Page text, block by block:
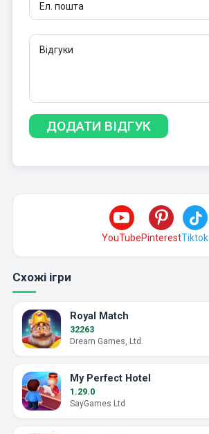
YouTubePinterestTiktok
Схожі ігри
Royal Match
32263
Dream Games, Ltd.
My Perfect Hotel
1.29.0
SayGames Ltd